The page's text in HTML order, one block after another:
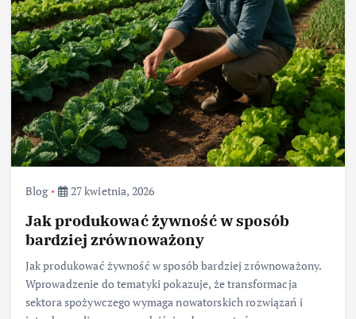
Blog 27 kwietnia, 2026
Jak produkować żywność w sposób
bardziej zrównoważony
Jak produkować żywność w sposób bardziej zrównoważony.
Wprowadzenie do tematyki pokazuje, że transformacja
sektora spożywczego wymaga nowatorskich rozwiązań i